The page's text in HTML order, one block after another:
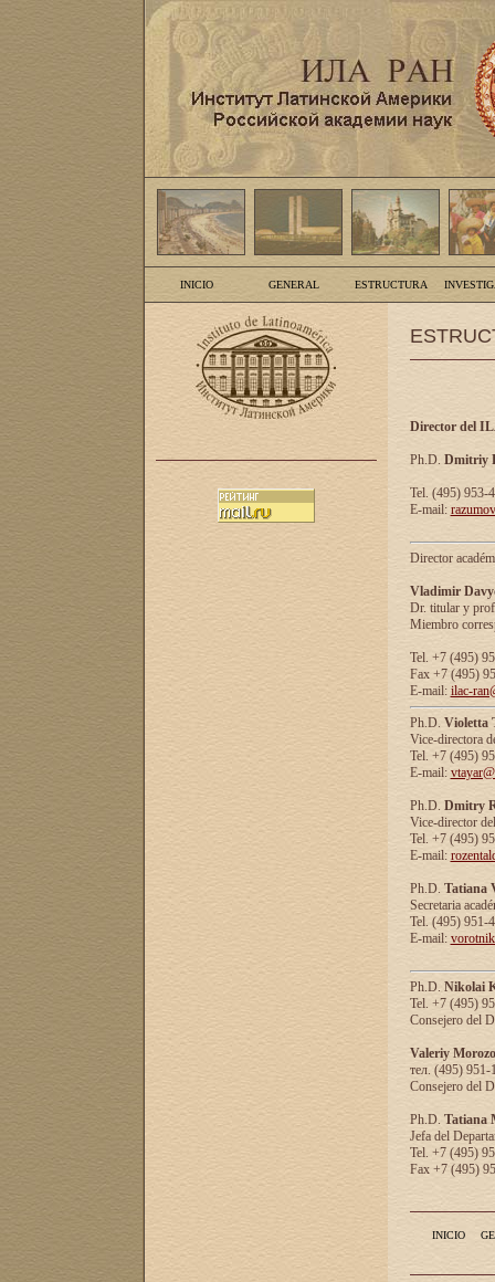
INICIO GENERAL ESTRUCTURA
Director del
Ph.D. Dmitriy
Tel. (495) 953-
E-mail:
Director
Vladimir
Dr. titular y
Miembro
Tel. +7 (495)
Fax +7 (495)
E-mail: ilac-
Ph.D. Violetta
Vice-directora
Tel. +7 (495)
E-mail:
Ph.D. Dmitry
Vice-director
Tel. +7 (495)
E-mail:
Ph.D. Tatiana
Secretaria
Tel. (495) 951-
E-mail:
Ph.D. Nikolai
Tel. +7 (495)
Consejero del
Valeriy
тел. (495) 951-
Consejero del
Ph.D. Tatiana
Jefa del
Tel. +7 (495)
Fax +7 (495)
INICIO